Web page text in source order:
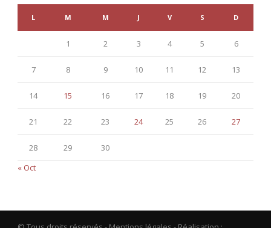
L M M J V S D
1 2 3 4 5 6
7 8 9 10 11 12 13
14 15 16 17 18 19 20
21 22 23 24 25 26 27
28 29
30
« Oct